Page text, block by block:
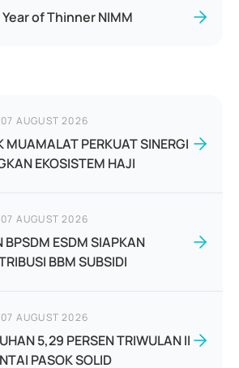
of Thinner NIMM
07 AUGUST 2026
MUAMALAT PERKUAT SINERGI
EKOSISTEM HAJI
07 AUGUST 2026
BPSDM ESDM SIAPKAN
BBM SUBSIDI
07 AUGUST 2026
5,29 PERSEN TRIWULAN II
PASOK SOLID